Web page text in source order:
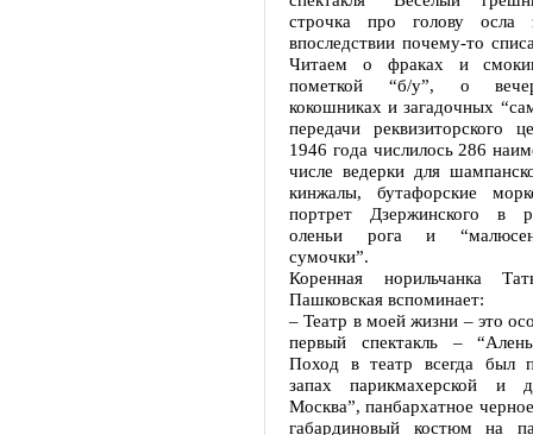
строчка про голову осла
впоследствии почему-то
Читаем о фраках и
пометкой “б/у”, о
кокошниках и загадочных
передачи
1946 года числилось 286
числе ведерки для
кинжалы, бутафорские
портрет Дзержинского в
оленьи рога и
сумочки”.
Коренная норильчанка
Пашковская вспоминает:
– Театр в моей жизни – это
первый спектакль –
Поход в театр всегда был
запах парикмахерской и
Москва”, панбархатное
габардиновый костюм на